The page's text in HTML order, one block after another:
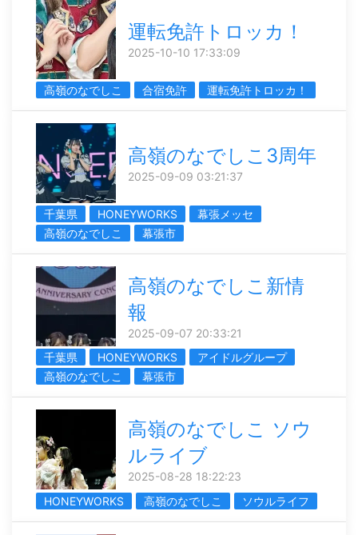
運転免許トロッカ！
2025-10-10 17:33:09
高嶺のなでしこ 合宿免許 運転免許トロッカ！
高嶺のなでしこ3周年
2025-09-09 03:21:37
千葉県 HONEYWORKS
幕張メッセ
高嶺のなでしこ
幕張市
高嶺のなでしこ新情
報
2025-09-07 20:33:21
千葉県
HONEYWORKS
アイドルグループ
高嶺のなでしこ
幕張市
高嶺のなでしこ ソウ
ルライブ
2025-08-28 18:22:23
HONEYWORKS
高嶺のなでしこ ソウルライフ